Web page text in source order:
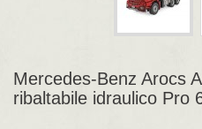
Mercedes-Benz Arocs
ribaltabile idraulico Pro